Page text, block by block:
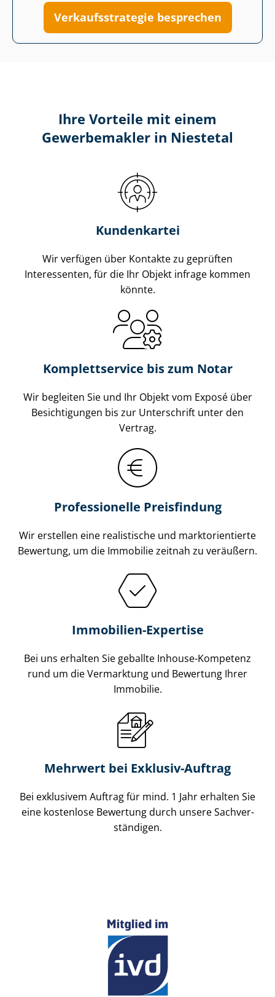
Ver­kaufs­stra­te­gie besprechen
Ihre Vorteile mit einem
Gewerbemakler in Niestetal
Kundenkartei
Wir verfügen über Kontakte zu geprüften
Interessenten, für die Ihr Objekt infrage kommen
könnte.
Komplettservice bis zum Notar
Wir begleiten Sie und Ihr Objekt vom Exposé über
Besichtigungen bis zur Unterschrift unter den
Vertrag.
Professionelle Preisfindung
Wir erstellen eine realistische und markt­ori­en­tier­te
Bewertung, um die Immobilie zeitnah zu veräußern.
Immobilien-Expertise
Bei uns erhalten Sie geballte Inhouse-Kompetenz
rund um die Vermarktung und Bewertung Ihrer
Immobilie.
Mehrwert bei Exklusiv-Auftrag
Bei exklusivem Auftrag für mind. 1 Jahr erhalten Sie
eine kostenlose Bewertung durch unsere Sach­ver­
stän­di­gen.